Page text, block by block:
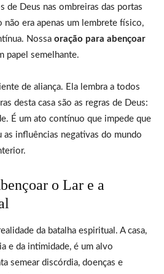
de Deus nas ombreiras das portas
era apenas um lembrete físico,
Nossa oração para abençoar
papel semelhante.
de aliança. Ela lembra a todos
desta casa são as regras de Deus:
É um ato contínuo que impede que
as influências negativas do mundo
o Lar e a
da batalha espiritual. A casa,
e da intimidade, é um alvo
semear discórdia, doenças e